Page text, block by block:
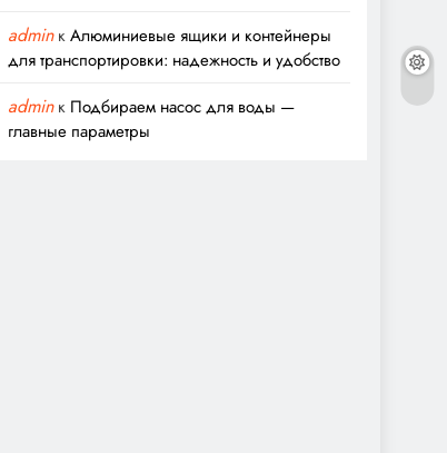
adminкАлюминиевые ящики и контейнеры
для транспортировки: надежность и удобство
adminк Подбираем насос для воды —
главные параметры